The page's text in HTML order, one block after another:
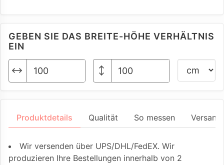
GEBEN SIE DAS BREITE-HÖHE VERHÄLTNIS
EIN
Produktdetails Qualität So messen
Wir versenden über UPS/DHL/FedEX. Wir
produzieren Ihre Bestellungen innerhalb von 2